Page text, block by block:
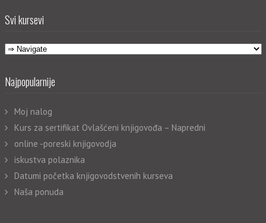
Svi kursevi
Najpopularnije
Moj nalog
Kurs za sertifikat Ovlašćeni knjigovođa – Napredni
online -poreski knjigovodja
iskustva polaznika
Datumi početka knjigovodstvenih kurseva
Naša ponuda